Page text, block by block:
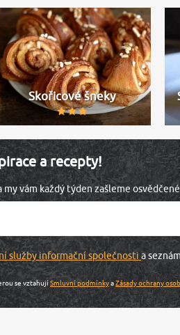
Skořicové šneky
a recepty!
vám každý týden zašleme
služby informační společnosti a
se vztahujíSmluvní podmínkyaZásady ochrany